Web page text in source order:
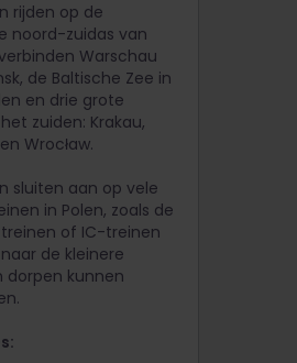
rijden op de
noord-zuidas van
Warschau
de Baltische Zee in
en drie grote
zuiden: Krakau,
Wrocław.
sluiten aan op vele
in Polen, zoals de
of IC-treinen
de kleinere
dorpen kunnen